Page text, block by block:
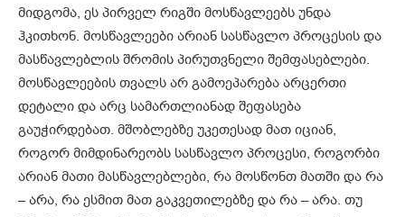
მიდგომა, ეს პირველ რიგში მოსწავლეებს უნდა
ჰკითხონ. მოსწავლეები არიან სასწავლო პროცესის და
მასწავლებლის შრომის პირუთვნელი შემფასებლები.
მოსწავლეების თვალს არ გამოეპარება არცერთი
დეტალი და არც სამართლიანად შეფასება
გაუჭირდებათ. მშობლებზე უკეთესად მათ იციან,
როგორ მიმდინარეობს სასწავლო პროცესი, როგორბი
არიან მათი მასწავლებლები, რა მოსწონთ მათში და რა
– არა, რა ესმით მათ გაკვეთილებზე და რა – არა. თუ